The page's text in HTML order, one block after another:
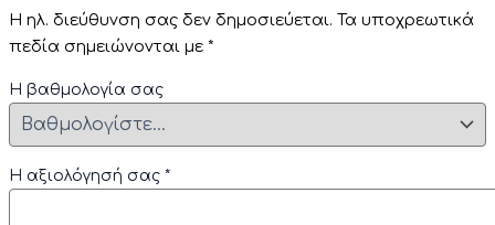
Η ηλ. διεύθυνση σας δεν δημοσιεύεται. Τα υποχρεωτικά
πεδία σημειώνονται με *
Η βαθμολογία σας
Η αξιολόγησή σας *